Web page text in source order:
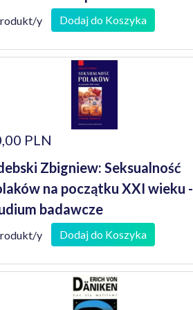
y Dodaj do Koszyka
PLN
Zbigniew: Seksualność
na początku XXI wieku -
badawcze
y Dodaj do Koszyka